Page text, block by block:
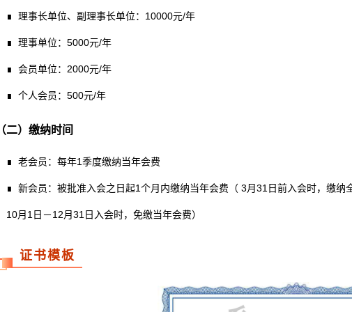
∎ 理事长单位、副理事长单位：10000元/年
∎ 理事单位：5000元/年
∎ 会员单位：2000元/年
∎ 个人会员：500元/年
（二）缴纳时间
∎ 老会员：每年1季度缴纳当年会费
∎ 新会员：被批准入会之日起1个月内缴纳当年会费（ 3月31日前入会时，缴纳
10月1日－12月31日入会时，免缴当年会费）
证书模板